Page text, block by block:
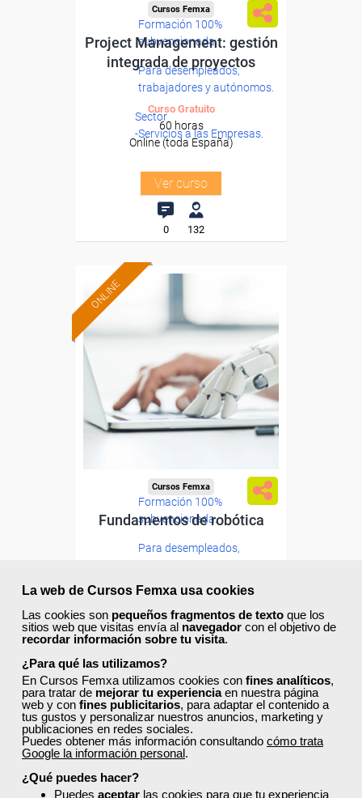
La web de Cursos Femxa usa cookies
Las cookies son pequeños fragmentos de texto que los
sitios web que visitas envía al navegador con el objetivo de
recordar información sobre tu visita.
¿Para qué las utilizamos?
En Cursos Femxa utilizamos cookies con fines analíticos,
para tratar de mejorar tu experienciaen nuestra página
web y con fines publicitarios, para adaptar el contenido a
tus gustos y personalizar nuestros anuncios, marketing y
publicaciones en redes sociales.
Puedes obtener más información consultando cómo trata
Google la información personal.
¿Qué puedes hacer?
Puedes aceptar las cookies para que tu experiencia
Formación 100%
subvencionada.
Para desempleados,
trabajadores y autónomos.
Sector
-Servicios a las Empresas.
Cursos Femxa
Project Management: gestión
integrada de proyectos
Curso Gratuito
60 horas
Online (toda España)
Ver curso
0 132
ONLINE
Formación 100%
subvencionada.
Para desempleados,
Sector
-Industria Química.
Cursos Femxa
Fundamentos de robótica
Curso Gratuito
Online (toda España)
Ver curso
2 254
ONLINE